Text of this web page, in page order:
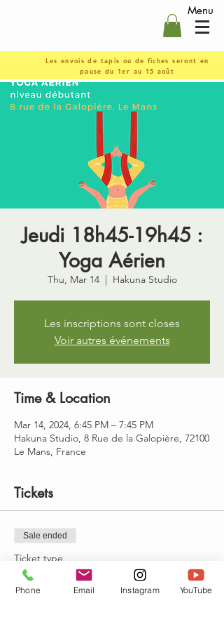
Menu
Les envois de tapis ou de fiches seront en
pause du 1er au 15 août
Jeudi 18h45-19h45 :
Yoga Aérien
Thu, Mar 14
  |
Hakuna Studio
Les inscriptions sont closes
Voir autres événements
Time & Location
Mar 14, 2024, 6:45 PM – 7:45 PM
Hakuna Studio, 8 Rue de la Galopière, 72100
Le Mans, France
Tickets
Sale ended
Ticket type
yoga aérien 18h45-19h45
Phone Email Instagram YouTube